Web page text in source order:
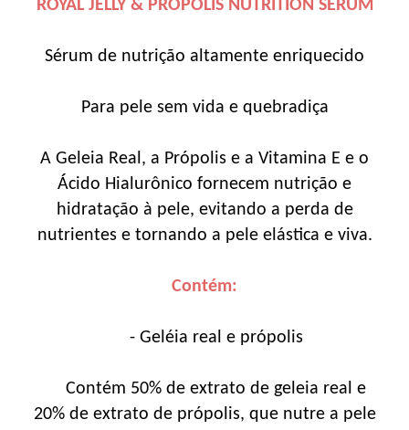
ROYAL JELLY & PROPOLIS NUTRITION SERUM
Sérum de nutrição altamente enriquecido
Para pele sem vida e quebradiça
A Geleia Real, a Própolis e a Vitamina E e o
Ácido Hialurônico fornecem nutrição e
hidratação à pele, evitando a perda de
nutrientes e tornando a pele elástica e viva.
Contém:
- Geléia real e própolis
Contém 50% de extrato de geleia real e
20% de extrato de própolis, que nutre a pele